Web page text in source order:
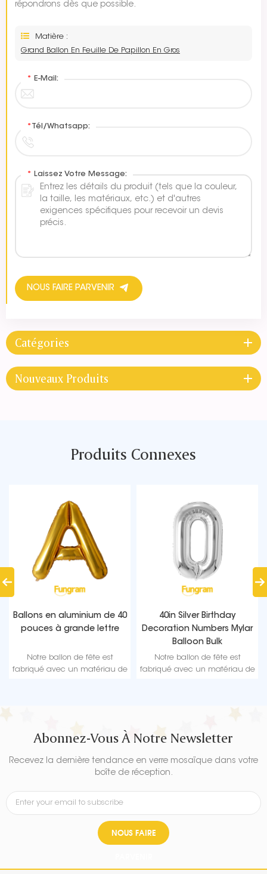
répondrons dès que possible.
Matière :
Grand Ballon En Feuille De Papillon En Gros
* E-Mail:
* Tél/Whatsapp:
* Laissez Votre Message:
NOUS FAIRE PARVENIR
Catégories
Nouveaux Produits
Produits Connexes
40in Silver Birthday
Decoration Numbers Mylar
Notre ballon de fête est
fabriqué avec un matériau de
Halloween Standing Foil
Balloons | 8 Creative
Designs | Fungram Balloon
Factory Wholesale
Notre ballon de fête est
fabriqué avec un matériau de
sans fuite ni perte d'air.
Abonnez-Vous À Notre Newsletter
Recevez la dernière tendance en verre mosaïque dans votre
boîte de réception.
NOUS FAIRE